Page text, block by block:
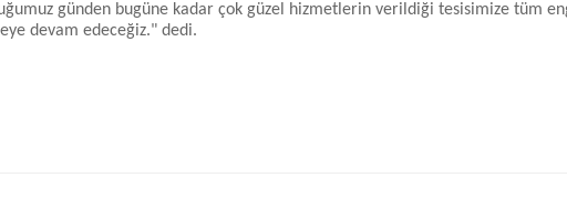
günden bugüne kadar çok güzel hizmetlerin verildiği tesisimize tüm
devam edeceğiz." dedi.